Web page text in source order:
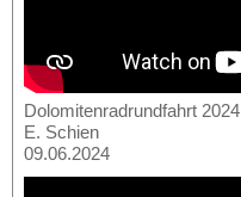
Dolomitenradrundfahrt
E. Schien
09.06.2024